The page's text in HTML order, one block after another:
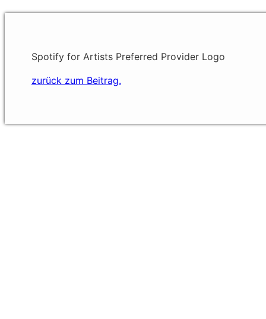
Spotify for Artists Preferred Provider Logo
zurück zum Beitrag.